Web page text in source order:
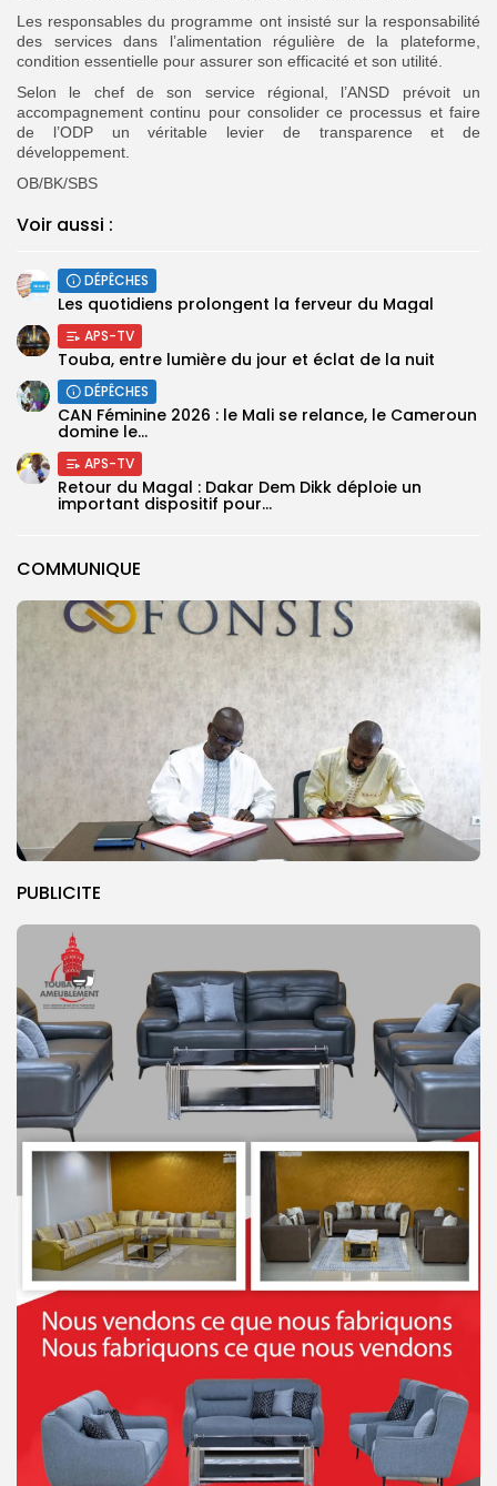
COMMUNIQUE
PUBLICITE
Les responsables du programme ont insisté sur la responsabilité
des services dans l’alimentation régulière de la plateforme,
condition essentielle pour assurer son efficacité et son utilité.
Selon le chef de son service régional, l’ANSD prévoit un
accompagnement continu pour consolider ce processus et faire
de l’ODP un véritable levier de transparence et de
développement.
OB/BK/SBS
Voir aussi :
DÉPÊCHES
Les quotidiens prolongent la ferveur du Magal
APS-TV
Touba, entre lumière du jour et éclat de la nuit
DÉPÊCHES
‎CAN Féminine 2026 : le Mali se relance, le Cameroun
domine le...
APS-TV
Retour du Magal : Dakar Dem Dikk déploie un
important dispositif pour...